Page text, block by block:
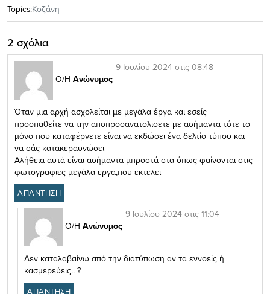
Topics:Κοζάνη
2 σχόλια
Ο/Η Ανώνυμος
9 Ιουλίου 2024 στις 08:48
Όταν μια αρχή ασχολείται με μεγάλα έργα και εσείς
προσπαθείτε να την αποπροσανατολισετε με ασήμαντα τότε το
μόνο που καταφέρνετε είναι να εκδώσει ένα δελτίο τύπου και
να σάς κατακεραυνώσει
Αλήθεια αυτά είναι ασήμαντα μπροστά στα όπως φαίνονται στις
φωτογραφιες μεγάλα εργα,που εκτελει
ΑΠΑΝΤΗΣΗ
Ο/Η Ανώνυμος
9 Ιουλίου 2024 στις 11:04
Δεν καταλαβαίνω από την διατύπωση αν τα εννοείς ή
κασμερεύεις.. ?
ΑΠΑΝΤΗΣΗ